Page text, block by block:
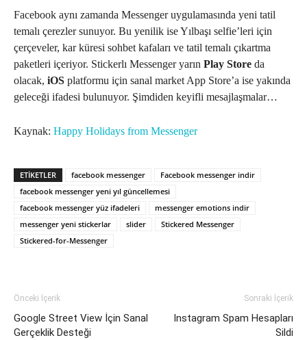
Facebook aynı zamanda Messenger uygulamasında yeni tatil
temalı çerezler sunuyor. Bu yenilik ise Yılbaşı selfie’leri için
çerçeveler, kar küresi sohbet kafaları ve tatil temalı çıkartma
paketleri içeriyor. Stickerlı Messenger yarın Play Store da
olacak, iOS platformu için sanal market App Store’a ise yakında
geleceği ifadesi bulunuyor. Şimdiden keyifli mesajlaşmalar…
Kaynak: Happy Holidays from Messenger
ETIKETLER facebook messenger
Facebook messenger indir
facebook messenger yeni yıl güncellemesi
facebook messenger yüz ifadeleri
messenger emotions indir
messenger yeni stickerlar
slider
Stickered Messenger
Stickered-for-Messenger
Önceki İçerik
Google Street View İçin Sanal
Gerçeklik Desteği
Sonraki İçerik
Instagram Spam Hesapları
Sildi